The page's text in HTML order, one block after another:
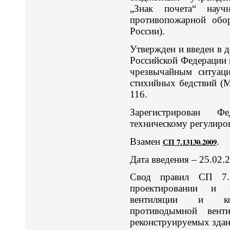
„Знак почета“
противопожарной
России).
Утвержден и введен в
Российской
чрезвычайным
стихийных бедствий
116.
Зарегистрирован
техническому
ВзаменСП 7.13130.2009.
Дата введения –
Свод правил СП
проектировании и
вентиляции и
противодымной
реконструируемых